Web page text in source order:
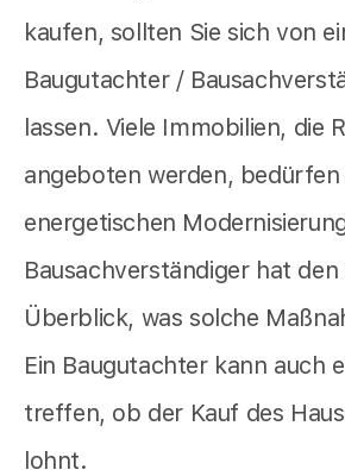
kaufen, sollten Sie sich von
Baugutachter /
lassen. Viele Immobilien, die
angeboten werden,
energetischen
Bausachverständiger hat
Überblick, was solche
Ein Baugutachter kann auch
treffen, ob der Kauf des
lohnt.